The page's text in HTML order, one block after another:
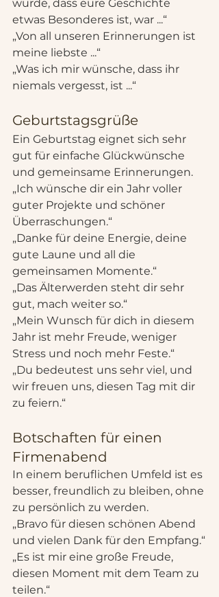
wurde, dass eure Geschichte
etwas Besonderes ist, war ...“
„Von all unseren Erinnerungen ist
meine liebste ...“
„Was ich mir wünsche, dass ihr
niemals vergesst, ist ...“
Geburtstagsgrüße
Ein Geburtstag eignet sich sehr
gut für einfache Glückwünsche
und gemeinsame Erinnerungen.
„Ich wünsche dir ein Jahr voller
guter Projekte und schöner
Überraschungen.“
„Danke für deine Energie, deine
gute Laune und all die
gemeinsamen Momente.“
„Das Älterwerden steht dir sehr
gut, mach weiter so.“
„Mein Wunsch für dich in diesem
Jahr ist mehr Freude, weniger
Stress und noch mehr Feste.“
„Du bedeutest uns sehr viel, und
wir freuen uns, diesen Tag mit dir
zu feiern.“
Botschaften für einen
Firmenabend
In einem beruflichen Umfeld ist es
besser, freundlich zu bleiben, ohne
zu persönlich zu werden.
„Bravo für diesen schönen Abend
und vielen Dank für den Empfang.“
„Es ist mir eine große Freude,
diesen Moment mit dem Team zu
teilen.“